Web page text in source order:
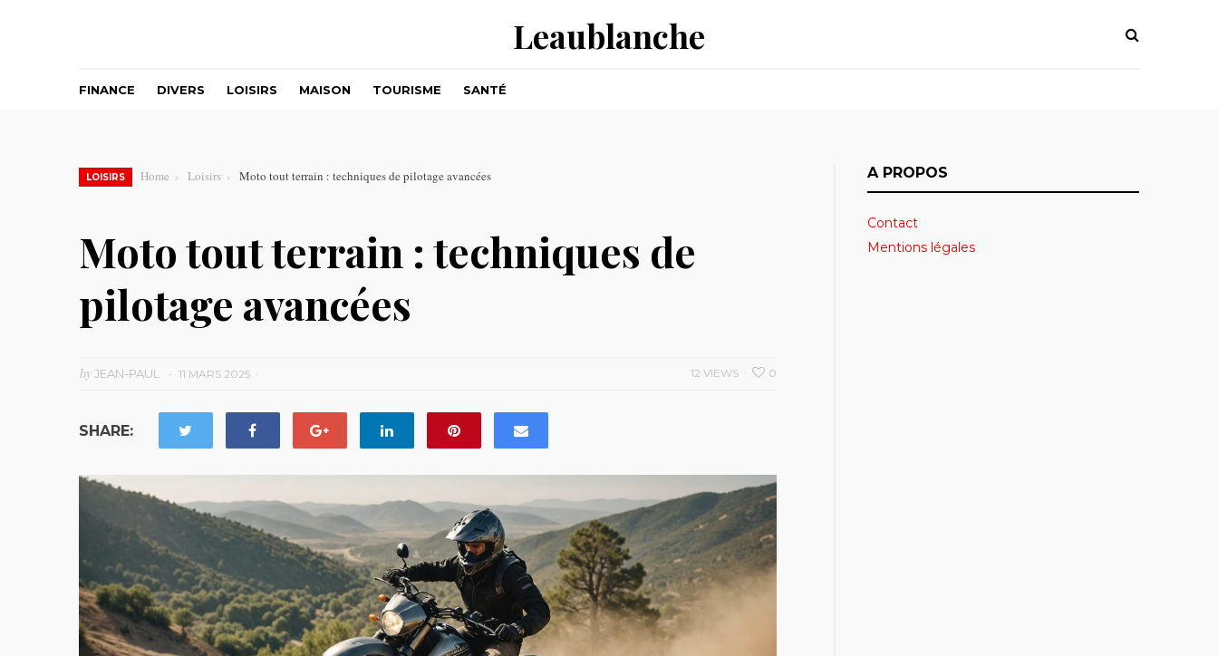
Leaublanche
FINANCE DIVERS LOISIRS MAISON TOURISME SANTÉ
LOISIRS Home Loisirs Moto tout terrain : techniques de pilotage avancées
Moto tout terrain : techniques de
pilotage avancées
byJEAN-PAUL 11 MARS 2025 0
12 VIEWS
SHARE:
A PROPOS
Contact
Mentions légales